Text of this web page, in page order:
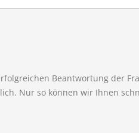
Beantwortung der
Nur so können wir Ihnen